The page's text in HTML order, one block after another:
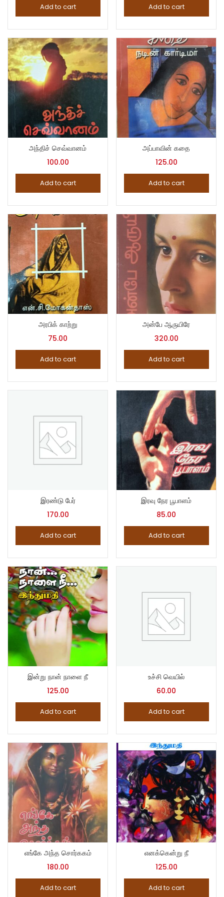
Add to cart Add to cart
அந்திச் செவ்வானம்
100.00
Add to cart
அப்பாவின் கதை
125.00
Add to cart
அரபிக் காற்று
75.00
Add to cart
அன்பே ஆருயிரே
320.00
Add to cart
இரண்டு பேர்
170.00
Add to cart
இரவு நேர பூபாளம்
85.00
Add to cart
இன்று நான் நாளை நீ
125.00
Add to cart
உச்சி வெயில்
60.00
Add to cart
எங்கே அந்த சொர்ககம்
180.00
Add to cart
எனக்கென்று நீ
125.00
Add to cart